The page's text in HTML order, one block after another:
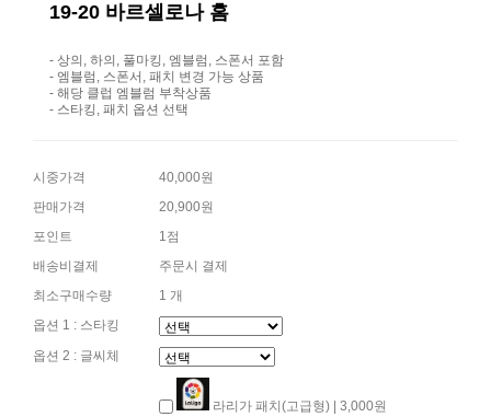
19-20 바르셀로나 홈
- 상의, 하의, 풀마킹, 엠블럼, 스폰서 포함
- 엠블럼, 스폰서, 패치 변경 가능 상품
- 해당 클럽 엠블럼 부착상품
- 스타킹, 패치 옵션 선택
시중가격
40,000원
판매가격
20,900원
포인트
1점
배송비결제
주문시 결제
최소구매수량
1 개
옵션 1 : 스타킹
옵션 2 : 글씨체
라리가 패치(고급형) | 3,000원